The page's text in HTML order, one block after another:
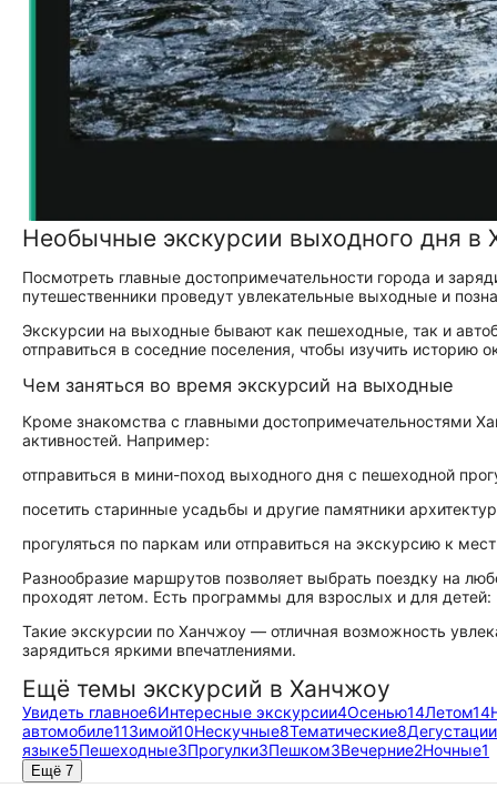
Необычные экскурсии выходного дня в
Посмотреть главные достопримечательности города и
путешественники проведут увлекательные выходные и
Экскурсии на выходные бывают как пешеходные, так и
отправиться в соседние поселения, чтобы изучить историю
Чем заняться во время экскурсий на выходные
Кроме знакомства с главными достопримечательностями
активностей. Например:
отправиться в мини-поход выходного дня с пешеходной
посетить старинные усадьбы и другие памятники
прогуляться по паркам или отправиться на экскурсию к
Разнообразие маршрутов позволяет выбрать поездку на
проходят летом. Есть программы для взрослых и для
Такие экскурсии по Ханчжоу — отличная возможность
зарядиться яркими впечатлениями.
Ещё темы экскурсий в Ханчжоу
Увидеть главное6Интересные экскурсии4Осенью14Летом14
автомобиле11Зимой10Нескучные8Тематические8Дегустации
языке5Пешеходные3Прогулки3Пешком3Вечерние2Ночные1
Ещё 7